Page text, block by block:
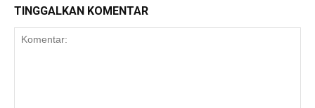
TINGGALKAN KOMENTAR